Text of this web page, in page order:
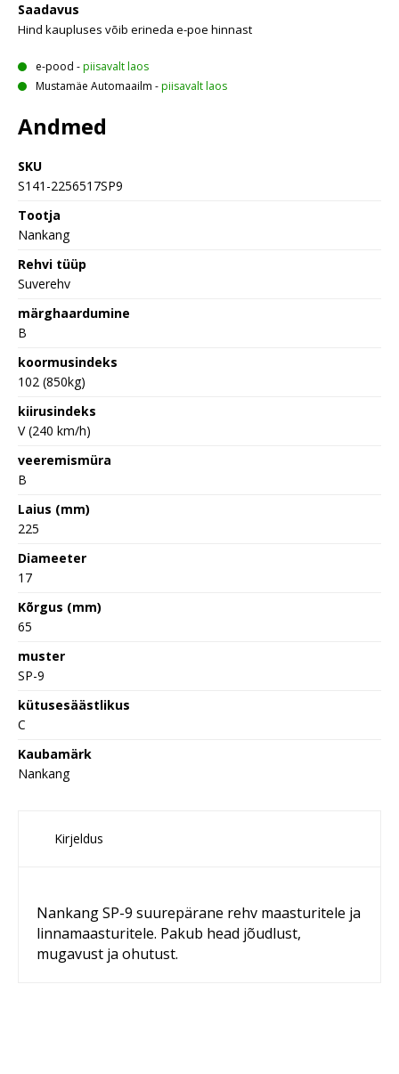
Saadavus
Hind kaupluses võib erineda e-poe hinnast
e-pood -piisavalt laos
Mustamäe Automaailm -piisavalt laos
Andmed
SKU
S141-2256517SP9
Tootja
Nankang
Rehvi tüüp
Suverehv
märghaardumine
B
koormusindeks
102 (850kg)
kiirusindeks
V (240 km/h)
veeremismüra
B
Laius (mm)
225
Diameeter
17
Kõrgus (mm)
65
muster
SP-9
kütusesäästlikus
C
Kaubamärk
Nankang
Kirjeldus
Nankang SP-9 suurepärane rehv maasturitele ja
linnamaasturitele. Pakub head jõudlust,
mugavust ja ohutust.